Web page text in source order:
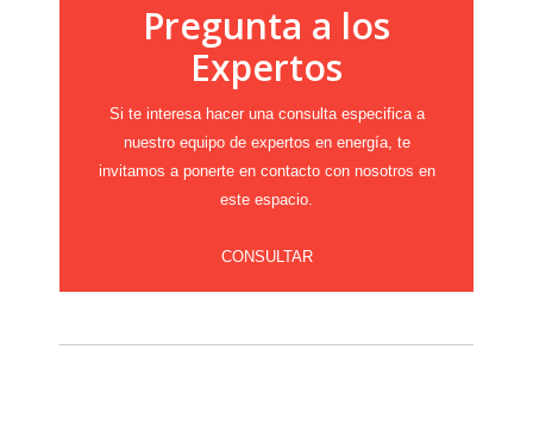
Pregunta a los
Expertos
Si te interesa hacer una consulta especifica a
nuestro equipo de expertos en energía, te
invitamos a ponerte en contacto con nosotros en
este espacio.
CONSULTAR